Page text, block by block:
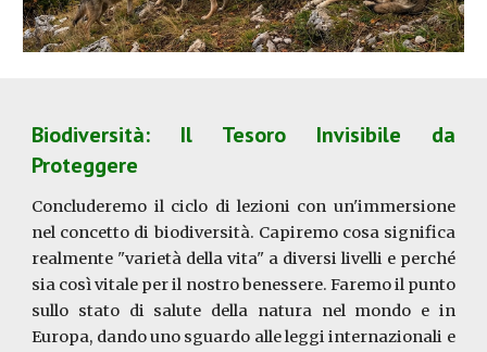
Biodiversità: Il Tesoro Invisibile da
Proteggere
Concluderemo il ciclo di lezioni con un'immersione
nel concetto di biodiversità. Capiremo cosa significa
realmente "varietà della vita" a diversi livelli e perché
sia così vitale per il nostro benessere. Faremo il punto
sullo stato di salute della natura nel mondo e in
Europa, dando uno sguardo alle leggi internazionali e